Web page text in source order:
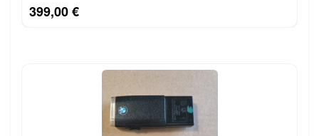
399,00 €